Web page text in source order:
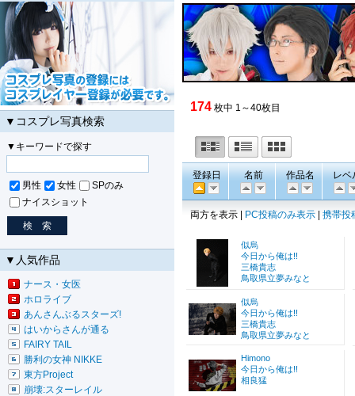
▼コスプレ写真検索
▼キーワードで探す
男性 女性
SPのみ
ナイスショット
▼人気作品
ナース・女医
ホロライブ
あんさんぶるスターズ!
はいからさんが通る
FAIRY TAIL
勝利の女神 NIKKE
東方Project
崩壊:スターレイル
174 枚中 1～40枚目
登録日 名前 作品名 レベ
両方を表示 | PC投稿のみ表示 携帯投
似烏
今日から俺は!!
三橋貴志
鳥取県立夢みなと
似烏
今日から俺は!!
三橋貴志
鳥取県立夢みなと
Himono
今日から俺は!!
相良猛